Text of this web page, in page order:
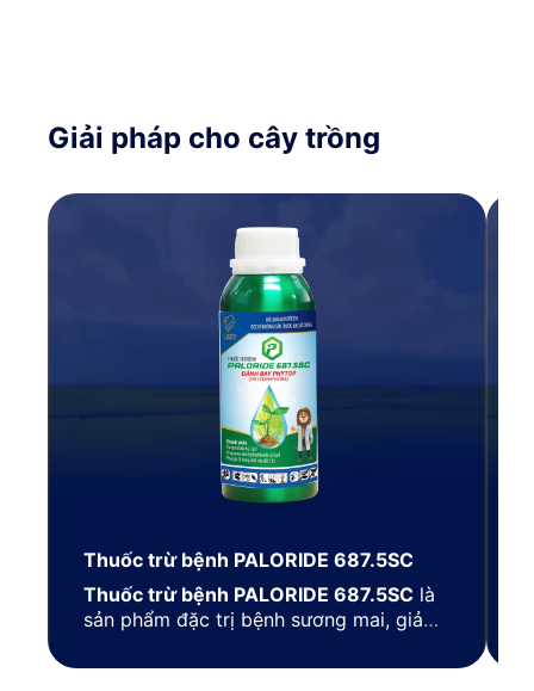
Giải pháp cho cây trồng
Thuốc trừ bệnh PALORIDE 687.5SC
Thuốc trừ bệnh PALORIDE 687.5SC là
sản phẩm đặc trị bệnh sương mai, giả
bắp cải, dưa leo, dưa hấu …).